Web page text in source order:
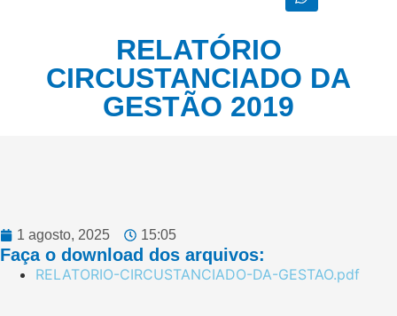
RELATÓRIO
CIRCUSTANCIADO DA
GESTÃO 2019
1 agosto, 2025 15:05
Faça o download dos arquivos:
RELATORIO-CIRCUSTANCIADO-DA-GESTAO.pdf